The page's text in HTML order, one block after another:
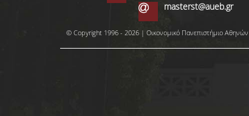
masterst@aueb.gr
© Copyright 1996 - 2026 | Οικονομικό Πανεπιστήμιο Αθηνών